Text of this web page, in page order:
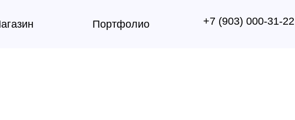
Портфолио +7 (903) 000-31-22